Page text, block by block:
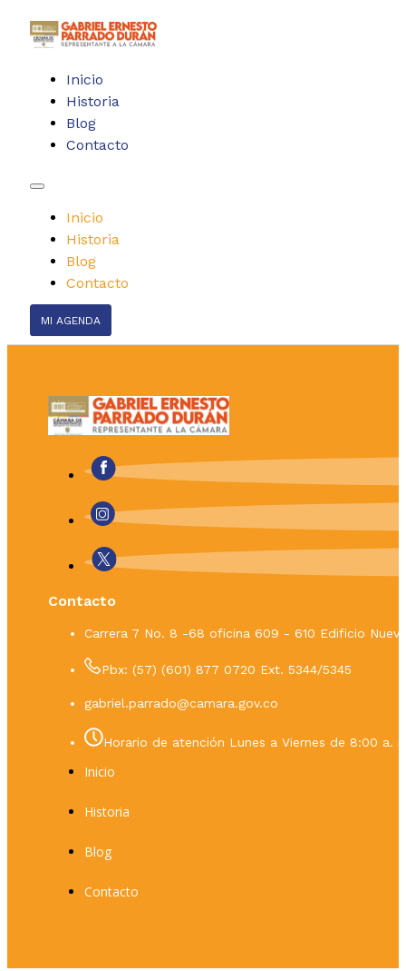
Inicio
Historia
Blog
Contacto
Inicio
Historia
Blog
Contacto
MI AGENDA
Contacto
Carrera 7 No. 8 -68 oficina 609 - 610 Edificio
Pbx: (57) (601) 877 0720 Ext. 5344/5345
gabriel.parrado@camara.gov.co
Horario de atención Lunes a Viernes de 8:00 a.
Inicio
Historia
Blog
Contacto